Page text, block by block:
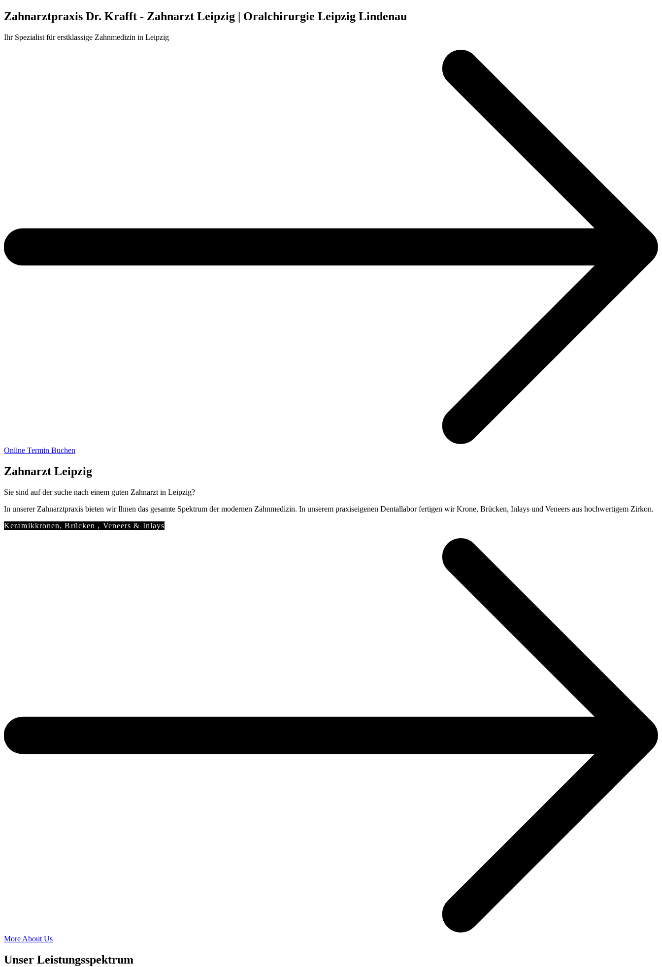
Zum
Inhalt
Zahnarztpraxis Dr. Krafft - Zahnarzt Leipzig | Oralchirurgie Leipzig Lindenau
Ihr Spezialist für erstklassige Zahnmedizin in Leipzig
Online Termin Buchen
Zahnarzt Leipzig
Sie sind auf der suche nach einem guten Zahnarzt in Leipzig?
In unserer Zahnarztpraxis bieten wir Ihnen das gesamte Spektrum der modernen Zahnmedizin. In unserem praxiseigenen Dentallabor fertigen wir Krone, Brücken, Inlays und Veneers aus hochwertigem Zirkon.
Keramikkronen, Brücken , Veneers & Inlays
More About Us
Unser Leistungsspektrum